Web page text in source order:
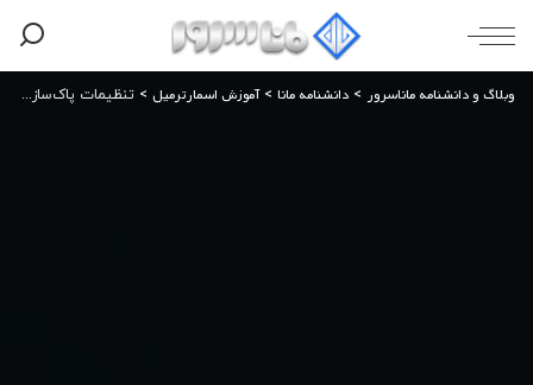
وبلاگ و دانشنامه ماناسرور > دانشنامه مانا >آموزش اسمارترمیل > تنظیمات پاک‌سازی خودکار پوشه‌ها در SmarterMail